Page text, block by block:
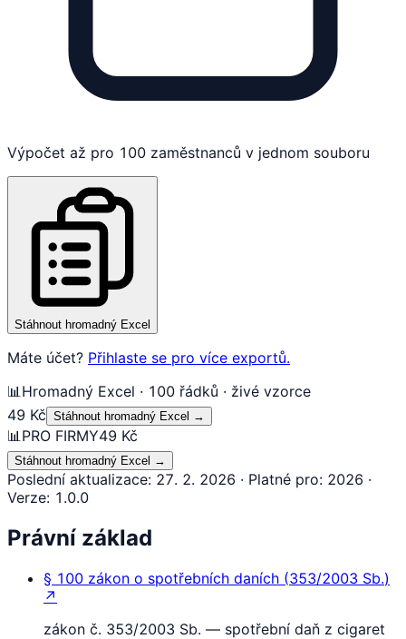
Výpočet až pro 100 zaměstnanců v jednom souboru
Stáhnout hromadný Excel
Máte účet? Přihlaste se pro více exportů.
📊 Hromadný Excel · 100 řádků · živé vzorce
49 Kč Stáhnout hromadný Excel →
📊 PRO FIRMY49 Kč
Stáhnout hromadný Excel →
Poslední aktualizace: 27. 2. 2026 · Platné pro: 2026 ·
Verze: 1.0.0
Právní základ
§ 100 zákon o spotřebních daních (353/2003 Sb.)
↗
zákon č. 353/2003 Sb. — spotřební daň z cigaret